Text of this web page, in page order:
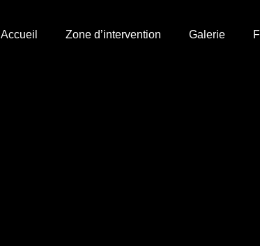
Accueil Zone d’intervention Galerie